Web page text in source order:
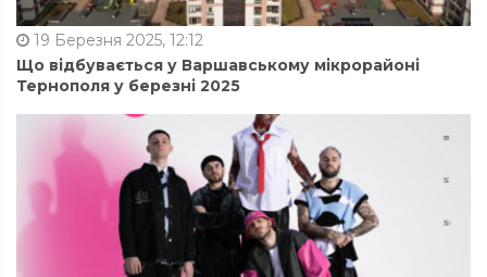
19 Березня 2025, 12:12
Що відбувається у Варшавському мікрорайоні
Тернополя у березні 2025